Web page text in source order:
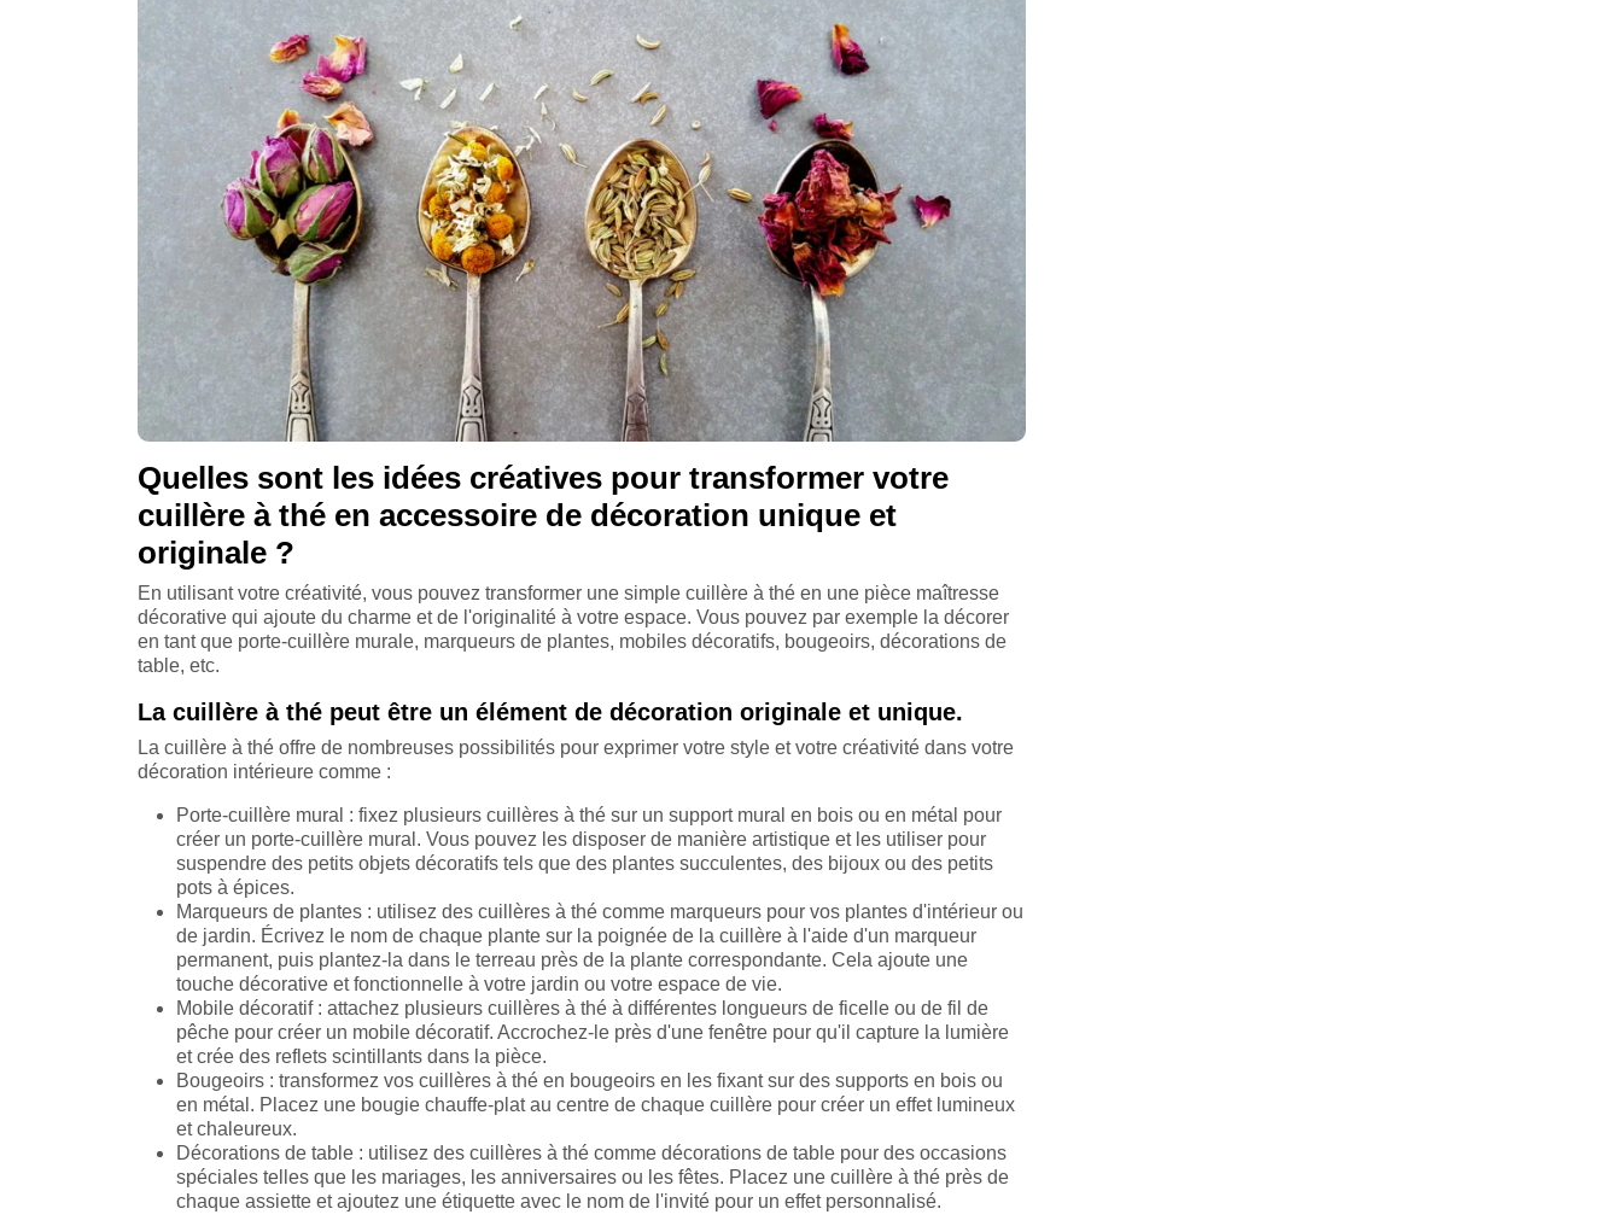
Quelles sont les idées créatives pour transformer votre
cuillère à thé en accessoire de décoration unique et
originale ?
En utilisant votre créativité, vous pouvez transformer une simple cuillère à thé en une pièce maîtresse
décorative qui ajoute du charme et de l'originalité à votre espace. Vous pouvez par exemple la décorer
en tant que porte-cuillère murale, marqueurs de plantes, mobiles décoratifs, bougeoirs, décorations de
table, etc.
La cuillère à thé peut être un élément de décoration originale et unique.
La cuillère à thé offre de nombreuses possibilités pour exprimer votre style et votre créativité dans votre
décoration intérieure comme :
Porte-cuillère mural : fixez plusieurs cuillères à thé sur un support mural en bois ou en métal pour
créer un porte-cuillère mural. Vous pouvez les disposer de manière artistique et les utiliser pour
suspendre des petits objets décoratifs tels que des plantes succulentes, des bijoux ou des petits
pots à épices.
Marqueurs de plantes : utilisez des cuillères à thé comme marqueurs pour vos plantes d'intérieur ou
de jardin. Écrivez le nom de chaque plante sur la poignée de la cuillère à l'aide d'un marqueur
permanent, puis plantez-la dans le terreau près de la plante correspondante. Cela ajoute une
touche décorative et fonctionnelle à votre jardin ou votre espace de vie.
Mobile décoratif : attachez plusieurs cuillères à thé à différentes longueurs de ficelle ou de fil de
pêche pour créer un mobile décoratif. Accrochez-le près d'une fenêtre pour qu'il capture la lumière
et crée des reflets scintillants dans la pièce.
Bougeoirs : transformez vos cuillères à thé en bougeoirs en les fixant sur des supports en bois ou
en métal. Placez une bougie chauffe-plat au centre de chaque cuillère pour créer un effet lumineux
et chaleureux.
Décorations de table : utilisez des cuillères à thé comme décorations de table pour des occasions
spéciales telles que les mariages, les anniversaires ou les fêtes. Placez une cuillère à thé près de
chaque assiette et ajoutez une étiquette avec le nom de l'invité pour un effet personnalisé.